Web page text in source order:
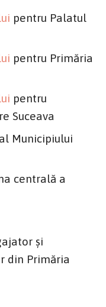
pentru Palatul
pentru Primăria
pentru
Suceava
al Municipiului
centrală a
şi
din Primăria